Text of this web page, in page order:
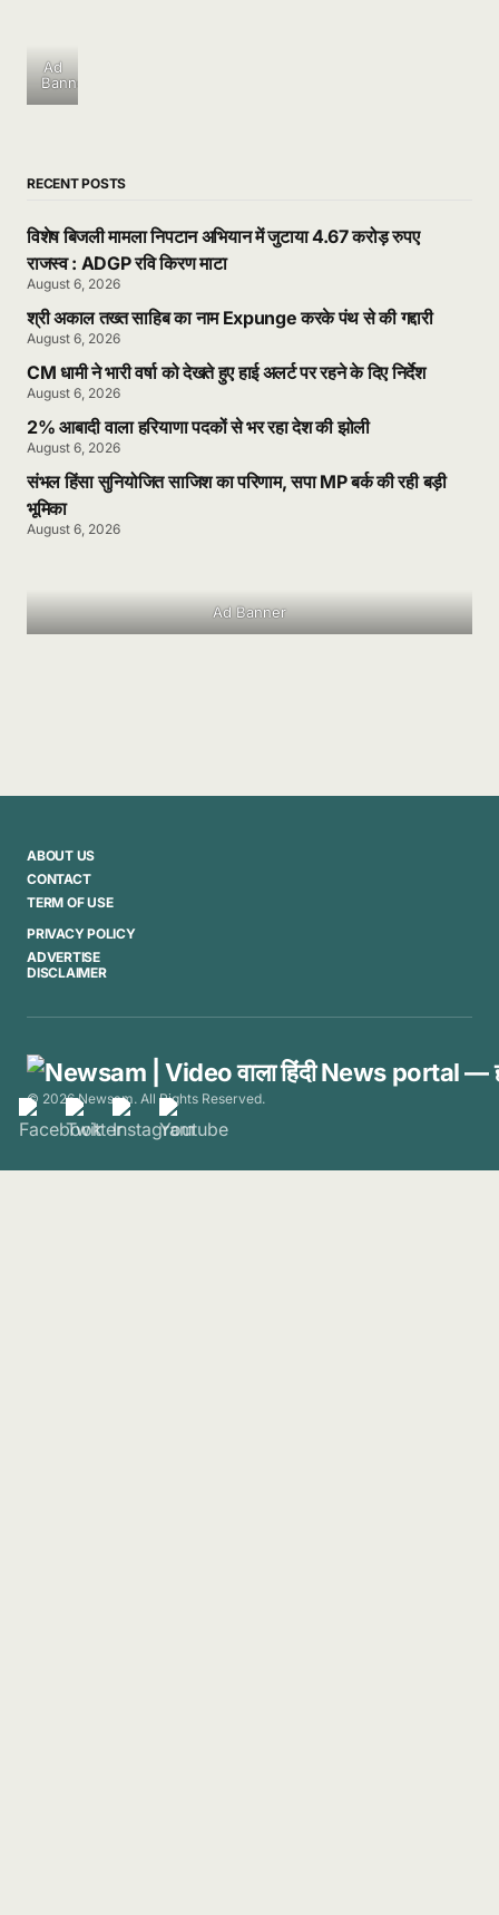
Ad
Banner
RECENT POSTS
विशेष बिजली मामला निपटान अभियान में जुटाया 4.67 करोड़ रुपए
राजस्व : ADGP रवि किरण माटा
August 6, 2026
श्री अकाल तख्त साहिब का नाम Expunge करके पंथ से की गद्दारी
August 6, 2026
CM धामी ने भारी वर्षा को देखते हुए हाई अलर्ट पर रहने के दिए निर्देश
August 6, 2026
2% आबादी वाला हरियाणा पदकों से भर रहा देश की झोली
August 6, 2026
संभल हिंसा सुनियोजित साजिश का परिणाम, सपा MP बर्क की रही बड़ी
भूमिका
August 6, 2026
Ad Banner
ABOUT US
CONTACT
TERM OF USE
PRIVACY POLICY
ADVERTISE
DISCLAIMER
© 2026 Newsam. All Rights Reserved.